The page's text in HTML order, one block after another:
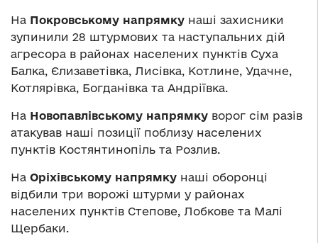
На Покровському напрямку наші захисники
зупинили 28 штурмових та наступальних дій
агресора в районах населених пунктів Суха
Балка, Єлизаветівка, Лисівка, Котлине, Удачне,
Котлярівка, Богданівка та Андріївка.
На Новопавлівському напрямку ворог сім разів
атакував наші позиції поблизу населених
пунктів Костянтинопіль та Розлив.
На Оріхівському напрямку наші оборонці
відбили три ворожі штурми у районах
населених пунктів Степове, Лобкове та Малі
Щербаки.